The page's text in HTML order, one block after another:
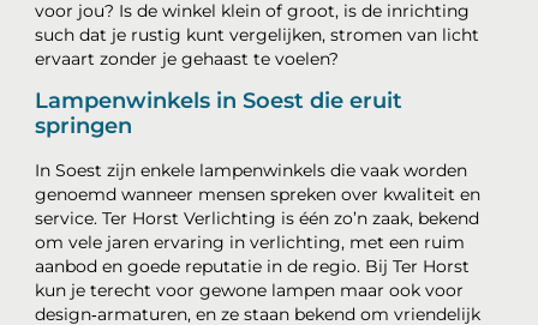
voor jou? Is de winkel klein of groot, is de inrichting
such dat je rustig kunt vergelijken, stromen van licht
ervaart zonder je gehaast te voelen?
Lampenwinkels in Soest die eruit
springen
In Soest zijn enkele lampenwinkels die vaak worden
genoemd wanneer mensen spreken over kwaliteit en
service. Ter Horst Verlichting is één zo’n zaak, bekend
om vele jaren ervaring in verlichting, met een ruim
aanbod en goede reputatie in de regio. Bij Ter Horst
kun je terecht voor gewone lampen maar ook voor
design‑armaturen, en ze staan bekend om vriendelijk